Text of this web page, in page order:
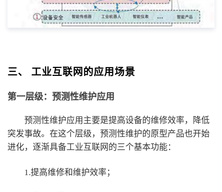
三、 工业互联网的应用场景
第一层级：预测性维护应用
预测性维护应用主要是提高设备的维修效率，降低
突发事故。在这个层级，预测性维护的原型产品也开始
进化，逐渐具备工业互联网的三个基本功能：
1.提高维修和维护效率；